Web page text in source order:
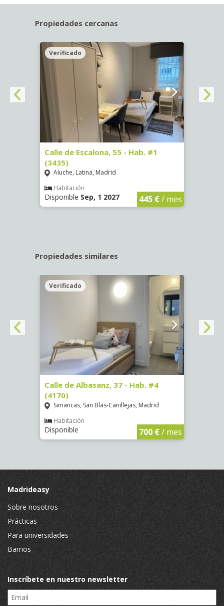
Propiedades cercanas
Verificado
Calle de Escalona, 55 - Hab. #1
(3435)
Aluche, Latina, Madrid
Habitación
Disponible Sep, 1 2027 445 €/ mes
Propiedades similares
Verificado
Calle de Albasanz, 37 - Hab. #4
(4170)
Simancas, San Blas-Canillejas, Madrid
Habitación
Disponible 700 €/ mes
Madrideasy
Sobre nosotros
Prácticas
Para universidades
Barrios
Inscríbete en nuestro newsletter
Email